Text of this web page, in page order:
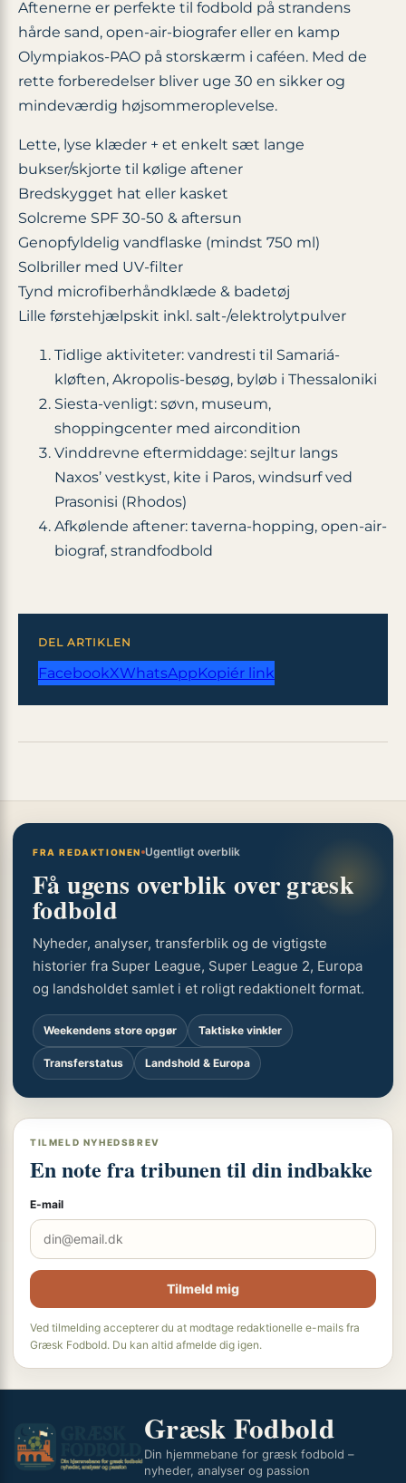
Aftenerne er perfekte til fodbold på strandens
hårde sand, open-air-biografer eller en kamp
Olympiakos-PAO på storskærm i caféen. Med de
rette forberedelser bliver uge 30 en sikker og
mindeværdig højsommeroplevelse.
Lette, lyse klæder + et enkelt sæt lange
bukser/skjorte til kølige aftener
Bredskygget hat eller kasket
Solcreme SPF 30-50 & aftersun
Genopfyldelig vandflaske (mindst 750 ml)
Solbriller med UV-filter
Tynd microfiberhåndklæde & badetøj
Lille førstehjælpskit inkl. salt-/elektrolytpulver
Tidlige aktiviteter: vandresti til Samariá-
kløften, Akropolis-besøg, byløb i Thessaloniki
Siesta-venligt: søvn, museum,
shoppingcenter med aircondition
Vinddrevne eftermiddage: sejltur langs
Naxos’ vestkyst, kite i Paros, windsurf ved
Prasonisi (Rhodos)
Afkølende aftener: taverna-hopping, open-air-
biograf, strandfodbold
DEL ARTIKLEN
FacebookXWhatsAppKopiér link
FRA REDAKTIONEN Ugentligt overblik
Få ugens overblik over græsk
fodbold
Nyheder, analyser, transferblik og de vigtigste
historier fra Super League, Super League 2, Europa
og landsholdet samlet i et roligt redaktionelt format.
Weekendens store opgør Taktiske vinkler
Transferstatus Landshold & Europa
TILMELD NYHEDSBREV
En note fra tribunen til din indbakke
E-mail
Tilmeld mig
Ved tilmelding accepterer du at modtage redaktionelle e-mails fra
Græsk Fodbold. Du kan altid afmelde dig igen.
Græsk Fodbold
Din hjemmebane for græsk fodbold –
nyheder, analyser og passion